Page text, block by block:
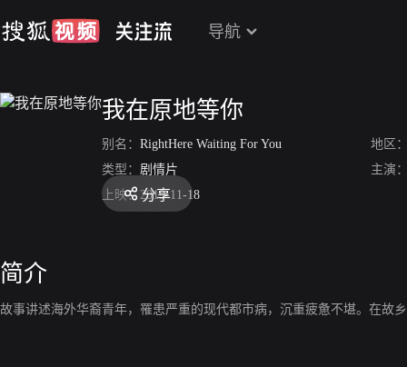
导航
我在原地等你
别名： RightHere Waiting For You
地区
类型： 剧情片
主演
上映： 2019-11-18
分享
简介
故事讲述海外华裔青年，罹患严重的现代都市病，沉重疲惫不堪。在故